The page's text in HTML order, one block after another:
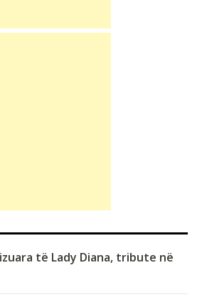
të Lady Diana, tribute në